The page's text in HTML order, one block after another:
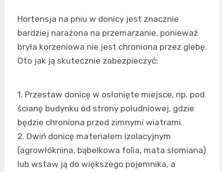
Hortensja na pniu w donicy jest znacznie
bardziej narażona na przemarzanie, ponieważ
bryła korzeniowa nie jest chroniona przez glebę.
Oto jak ją skutecznie zabezpieczyć:
1. Przestaw donicę w osłonięte miejsce, np. pod
ścianę budynku od strony południowej, gdzie
będzie chroniona przed zimnymi wiatrami.
2. Owiń donicę materiałem izolacyjnym
(agrowłóknina, bąbelkowa folia, mata słomiana)
lub wstaw ją do większego pojemnika, a